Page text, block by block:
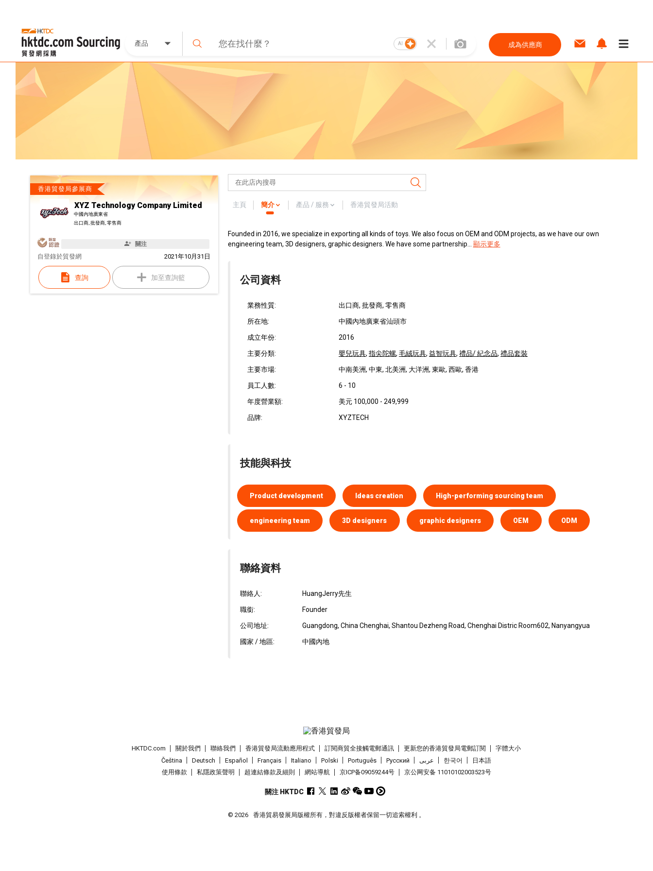
產品 AI 成為供應商
香港貿發局參展商
XYZ Technology Company Limited
中國內地廣東省
出口商, 批發商, 零售商
關注
自 2021年10月31日
登錄於貿發網
查詢 加至查詢籃
主頁 簡介 產品 / 服務 香港貿發局活動
Founded in 2016, we specialize in exporting all kinds of toys. We also focus on OEM and ODM projects, as we have our own
engineering team, 3D designers, graphic designers. We have some partnership...
顯示更多
公司資料
業務性質: 出口商, 批發商, 零售商
所在地: 中國內地廣東省汕頭市
成立年份: 2016
主要分類: 嬰兒玩具, 指尖陀螺, 毛絨玩具, 益智玩具, 禮品/ 紀念品, 禮品套裝
主要市場: 中南美洲, 中東, 北美洲, 大洋洲, 東歐, 西歐, 香港
員工人數: 6 - 10
年度營業額: 美元 100,000 - 249,999
品牌: XYZTECH
技能與科技
Product development Ideas creation High-performing sourcing team
engineering team 3D designers graphic designers OEM ODM
聯絡資料
聯絡人: HuangJerry先生
職銜: Founder
公司地址: Guangdong, China Chenghai, Shantou Dezheng Road, Chenghai Distric Room602, Nanyangyua
國家 / 地區: 中國內地
HKTDC.com 關於我們 聯絡我們 香港貿發局流動應用程式 訂閱商貿全接觸電郵通訊 更新您的香港貿發局電郵訂閱
字體大小
Čeština
Deutsch Español Français Italiano Polski Português Pусский عربى 한국어
日本語
使用條款
私隱政策聲明 超連結條款及細則 網站導航 京ICP备09059244号 京公网安备 11010102003523号
關注 HKTDC
© 2026 香港貿易發展局版權所有，對違反版權者保留一切追索權利 。